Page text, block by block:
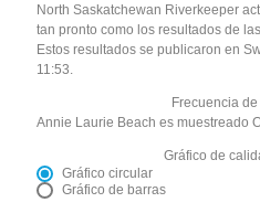
North Saskatchewan Riverkeeper
tan pronto como los resultados de
Estos resultados se publicaron en
11:53.
Frecuencia
Annie Laurie Beach es muestreado
Gráfico de
Gráfico circular
Gráfico de barras